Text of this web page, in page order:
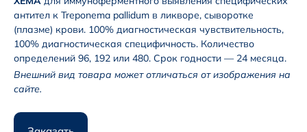
антител к Treponema pallidum в ликворе, сыворотке
(плазме) крови. 100% диагностическая чувствительность,
100% диагностическая специфичность. Количество
определений 96, 192 или 480. Срок годности — 24 месяца.
Внешний вид товара может отличаться от изображения на
сайте.